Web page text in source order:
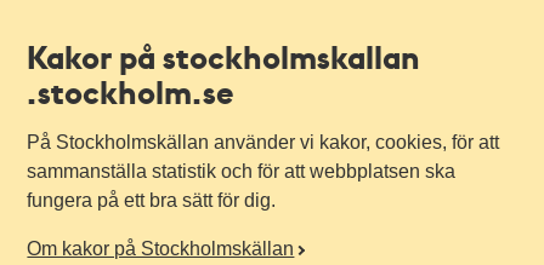
Kakor på stockholmskallan
.stockholm.se
På Stockholmskällan använder vi kakor, cookies, för att
sammanställa statistik och för att webbplatsen ska
fungera på ett bra sätt för dig.
Om kakor på Stockholmskällan